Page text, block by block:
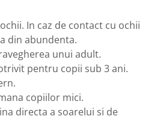
(4
In caz de contact cu ochii
din abundenta.
unui adult.
pentru copii sub 3 ani.
copiilor mici.
directa a soarelui si de